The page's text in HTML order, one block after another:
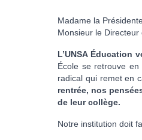
Madame la
Monsieur le Directeur
L’UNSA Éducation
École se retrouve en
radical qui remet en
rentrée, nos
de leur collège.
Notre institution doit